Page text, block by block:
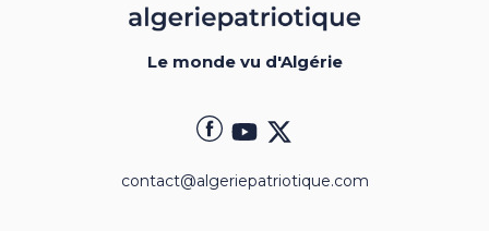
Le monde vu d'Algérie
contact@algeriepatriotique.com